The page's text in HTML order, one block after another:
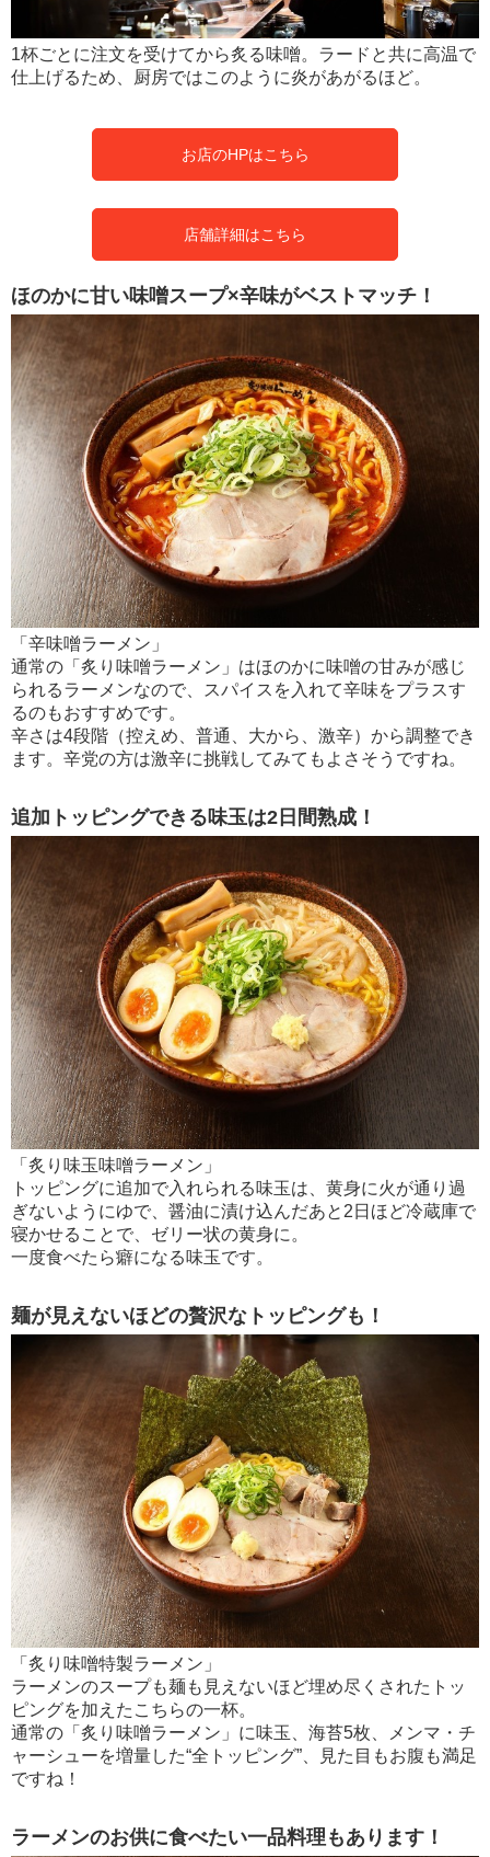
1杯ごとに注文を受けてから炙る味噌。ラードと共に高温で
仕上げるため、厨房ではこのように炎があがるほど。
お店のHPはこちら
店舗詳細はこちら
ほのかに甘い味噌スープ×辛味がベストマッチ！
「辛味噌ラーメン」
通常の「炙り味噌ラーメン」はほのかに味噌の甘みが感じ
られるラーメンなので、スパイスを入れて辛味をプラスす
るのもおすすめです。
辛さは4段階（控えめ、普通、大から、激辛）から調整でき
ます。辛党の方は激辛に挑戦してみてもよさそうですね。
追加トッピングできる味玉は2日間熟成！
「炙り味玉味噌ラーメン」
トッピングに追加で入れられる味玉は、黄身に火が通り過
ぎないようにゆで、醤油に漬け込んだあと2日ほど冷蔵庫で
寝かせることで、ゼリー状の黄身に。
一度食べたら癖になる味玉です。
麺が見えないほどの贅沢なトッピングも！
「炙り味噌特製ラーメン」
ラーメンのスープも麺も見えないほど埋め尽くされたトッ
ピングを加えたこちらの一杯。
通常の「炙り味噌ラーメン」に味玉、海苔5枚、メンマ・チ
ャーシューを増量した“全トッピング”、見た目もお腹も満足
ですね！
ラーメンのお供に食べたい一品料理もあります！